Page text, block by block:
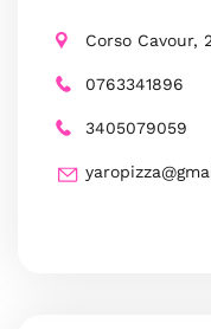
Corso Cavour,
0763341896
3405079059